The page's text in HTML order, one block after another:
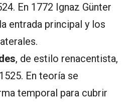
En 1772 Ignaz Günter
entrada principal y los
, de estilo renacentista,
En teoría se
temporal para cubrir